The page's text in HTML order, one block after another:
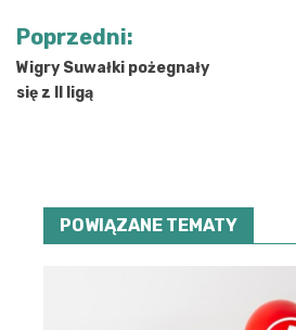
Nawigacja
wpisu
Poprzedni:
Wigry Suwałki pożegnały
się z II ligą
POWIĄZANE TEMATY